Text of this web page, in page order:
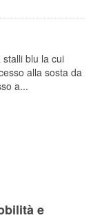
blu la cui
alla sosta da
a...
e